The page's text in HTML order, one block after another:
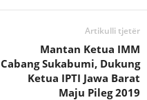
Artikulli tjetër
Mantan Ketua IMM
Cabang Sukabumi, Dukung
Ketua IPTI Jawa Barat
Maju Pileg 2019